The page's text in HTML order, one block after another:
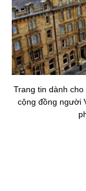
Trang tin dành
cộng đồng người